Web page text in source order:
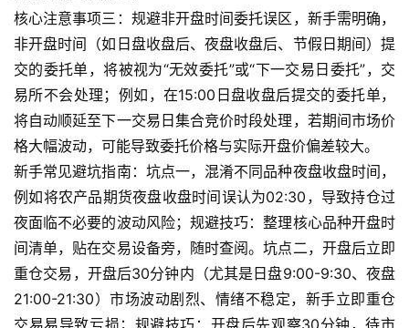
情
黄
金
期
货
核心注意事项三：规避非开盘时间委托误区，新手需明确，
非开盘时间（如日盘收盘后、夜盘收盘后、节假日期间）提
交的委托单，将被视为“无效委托”或“下一交易日委托”，交
易所不会处理；例如，在15:00日盘收盘后提交的委托单，
将自动顺延至下一交易日集合竞价时段处理，若期间市场价
格大幅波动，可能导致委托价格与实际开盘价偏差较大。
新手常见避坑指南：坑点一，混淆不同品种夜盘收盘时间，
例如将农产品期货夜盘收盘时间误认为02:30，导致持仓过
夜面临不必要的波动风险；规避技巧：整理核心品种开盘时
间清单，贴在交易设备旁，随时查阅。坑点二，开盘后立即
重仓交易，开盘后30分钟内（尤其是日盘9:00-9:30、夜盘
21:00-21:30）市场波动剧烈、情绪不稳定，新手立即重仓
交易易导致亏损；规避技巧：开盘后先观察30分钟，待市